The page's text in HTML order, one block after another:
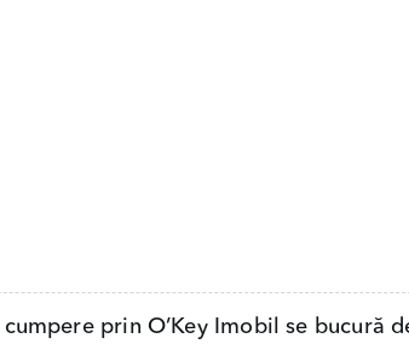
prin O’Key Imobil se bucură